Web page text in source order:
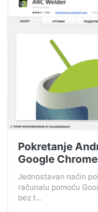
Pokretanje
Google
Jednostavan način
računalu pomoću
bez t...